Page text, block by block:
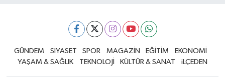
GÜNDEM SİYASET SPOR MAGAZİN EĞİTİM
EKONOMİ
YAŞAM & SAĞLIK
TEKNOLOJİ KÜLTÜR & SANAT iLÇEDEN